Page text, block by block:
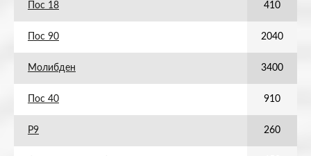
Пос 18 410
Пос 90 2040
Молибден 3400
Пос 40 910
Р9 260